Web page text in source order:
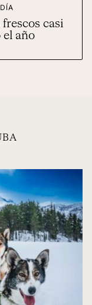
frescos casi
el año